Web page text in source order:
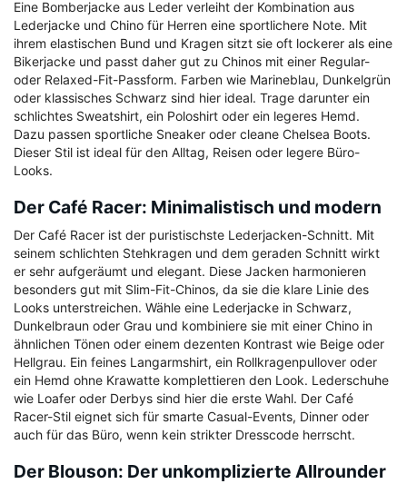
Eine Bomberjacke aus Leder verleiht der Kombination aus
Lederjacke und Chino für Herren eine sportlichere Note. Mit
ihrem elastischen Bund und Kragen sitzt sie oft lockerer als eine
Bikerjacke und passt daher gut zu Chinos mit einer Regular-
oder Relaxed-Fit-Passform. Farben wie Marineblau, Dunkelgrün
oder klassisches Schwarz sind hier ideal. Trage darunter ein
schlichtes Sweatshirt, ein Poloshirt oder ein legeres Hemd.
Dazu passen sportliche Sneaker oder cleane Chelsea Boots.
Dieser Stil ist ideal für den Alltag, Reisen oder legere Büro-
Looks.
Der Café Racer: Minimalistisch und modern
Der Café Racer ist der puristischste Lederjacken-Schnitt. Mit
seinem schlichten Stehkragen und dem geraden Schnitt wirkt
er sehr aufgeräumt und elegant. Diese Jacken harmonieren
besonders gut mit Slim-Fit-Chinos, da sie die klare Linie des
Looks unterstreichen. Wähle eine Lederjacke in Schwarz,
Dunkelbraun oder Grau und kombiniere sie mit einer Chino in
ähnlichen Tönen oder einem dezenten Kontrast wie Beige oder
Hellgrau. Ein feines Langarmshirt, ein Rollkragenpullover oder
ein Hemd ohne Krawatte komplettieren den Look. Lederschuhe
wie Loafer oder Derbys sind hier die erste Wahl. Der Café
Racer-Stil eignet sich für smarte Casual-Events, Dinner oder
auch für das Büro, wenn kein strikter Dresscode herrscht.
Der Blouson: Der unkomplizierte Allrounder